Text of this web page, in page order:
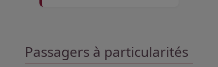
Passagers à particularités